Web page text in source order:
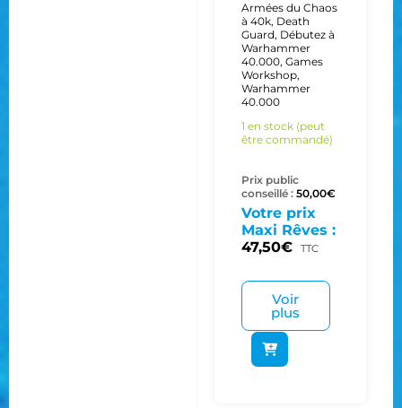
Armées du Chaos
à 40k, Death
Guard, Débutez à
Warhammer
40.000, Games
Workshop,
Warhammer
40.000
1 en stock (peut
être commandé)
Prix public
conseillé : 50,00€
Votre prix
Maxi Rêves :
47,50€ TTC
Voir
plus